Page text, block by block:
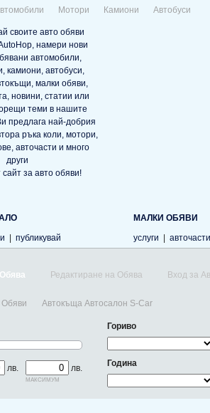
Мотори Камиони Автобуси
за авто обяви!
публикувай
МАЛКИ ОБЯВИ
услуги
авточасти
Редактиране на Обява Вход за
Обяви Автокъща Автосалон S-Car
лв.
лв.
максимум
Гориво
Година